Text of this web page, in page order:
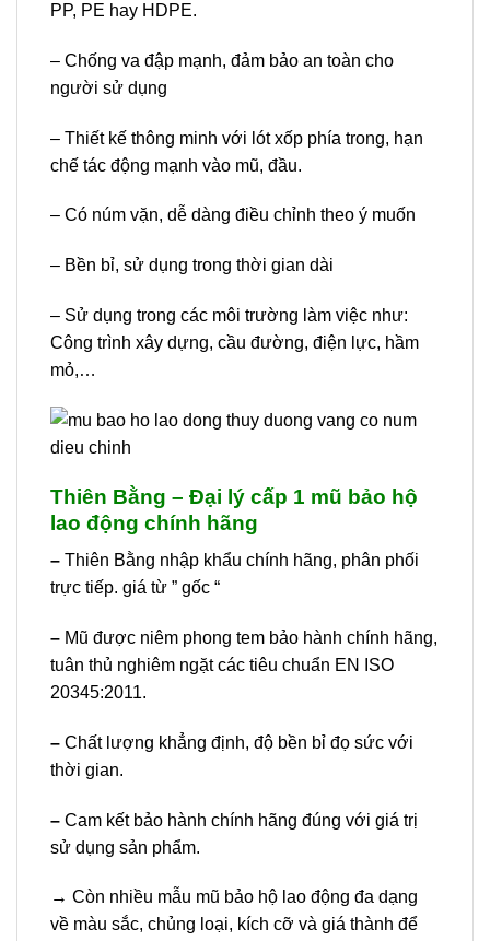
PP, PE hay HDPE.
– Chống va đập mạnh, đảm bảo an toàn cho
người sử dụng
– Thiết kế thông minh với lót xốp phía trong, hạn
chế tác động mạnh vào mũ, đầu.
– Có núm vặn, dễ dàng điều chỉnh theo ý muốn
– Bền bỉ, sử dụng trong thời gian dài
– Sử dụng trong các môi trường làm việc như:
Công trình xây dựng, cầu đường, điện lực, hầm
mỏ,…
Thiên Bằng – Đại lý cấp 1 mũ bảo hộ
lao động chính hãng
– Thiên Bằng nhập khẩu chính hãng, phân phối
trực tiếp. giá từ ” gốc “
– Mũ được niêm phong tem bảo hành chính hãng,
tuân thủ nghiêm ngặt các tiêu chuẩn EN ISO
20345:2011.
– Chất lượng khẳng định, độ bền bỉ đọ sức với
thời gian.
– Cam kết bảo hành chính hãng đúng với giá trị
sử dụng sản phẩm.
→ Còn nhiều mẫu mũ bảo hộ lao động đa dạng
về màu sắc, chủng loại, kích cỡ và giá thành để